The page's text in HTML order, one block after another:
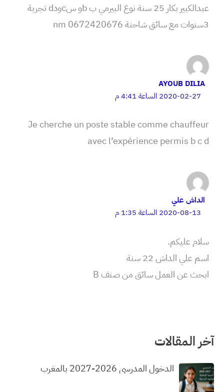
عبدالكبير بكار 25 سنة نوع البيرمي ب bو سcودd تجربة
3سنوات مع سائق شاحنة nm 0672420676
AYOUB DILIA
2020-02-27 الساعة 4:41 م
Je cherche un poste stable comme chauffeur
avec l’expérience permis b c d
الداش علي
2020-08-13 الساعة 1:35 م
سلام عليكم.
اسم علي الداش 22 سنة
ابحث عن العمل سائق من صنف B
آخر المقالات
الدخول المدرسي 2026-2027 بالمغرب